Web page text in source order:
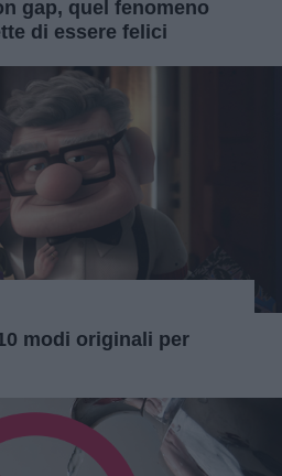
gap, quel fenomeno
di essere felici
modi originali per